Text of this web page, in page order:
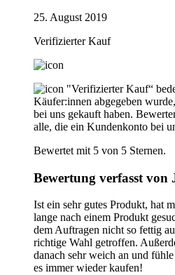
25. August 2019
Verifizierter Kauf
"Verifizierter Kauf“
Käufer:innen abgegeben
bei uns gekauft haben.
alle, die ein Kundenkonto bei
Bewertet mit 5 von 5 Sternen.
Bewertung verfasst von
Ist ein sehr gutes Produkt, hat
lange nach einem Produkt
dem Auftragen nicht so fettig
richtige Wahl getroffen.
danach sehr weich an und
es immer wieder kaufen!